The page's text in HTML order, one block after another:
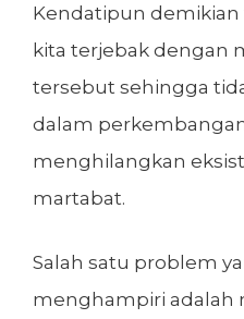
Kendatipun demikian
kita terjebak dengan
tersebut sehingga
dalam
menghilangkan
martabat.
Salah satu problem
menghampiri adalah